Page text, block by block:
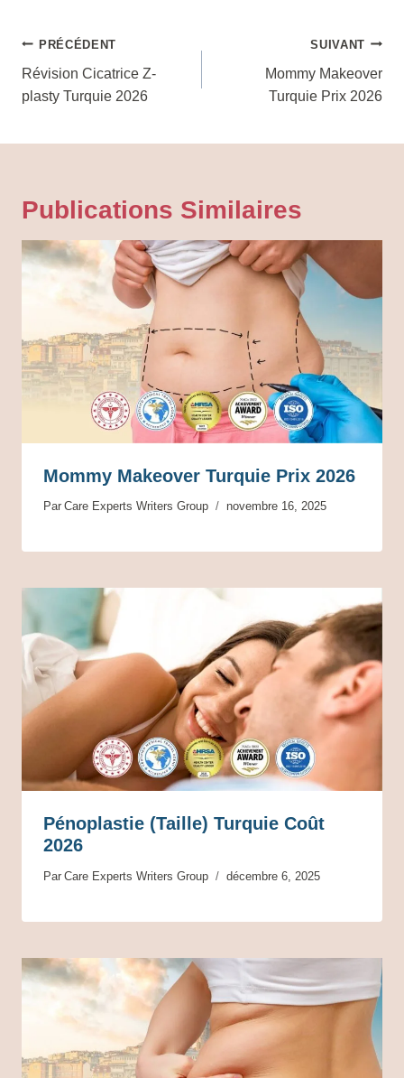
Navigation
De
L’article
PRÉCÉDENT
Révision Cicatrice Z-
plasty Turquie 2026
SUIVANT
Mommy Makeover
Turquie Prix 2026
Publications Similaires
Mommy Makeover Turquie Prix 2026
Par Care Experts Writers Group novembre 16, 2025
Pénoplastie (Taille) Turquie Coût
2026
Par Care Experts Writers Group décembre 6, 2025